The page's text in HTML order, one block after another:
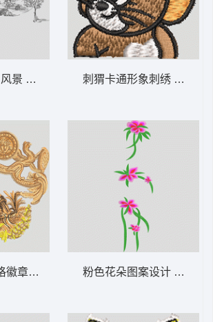
景 简笔画
徽章图案 人物 希腊 神话 丘
刺猬卡通形象刺绣 老鼠
粉色花朵图案设计 靓花 旗